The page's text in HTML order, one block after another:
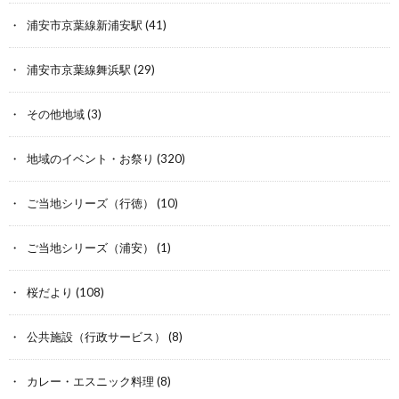
浦安市京葉線新浦安駅 (41)
浦安市京葉線舞浜駅 (29)
その他地域(3)
地域のイベント・お祭り (320)
ご当地シリーズ（行徳） (10)
ご当地シリーズ（浦安） (1)
桜だより (108)
公共施設（行政サービス） (8)
カレー・エスニック料理 (8)